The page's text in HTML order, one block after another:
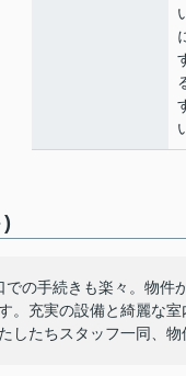
の手続きも楽々。物件
。充実の設備と綺麗な
たちスタッフ一同、物